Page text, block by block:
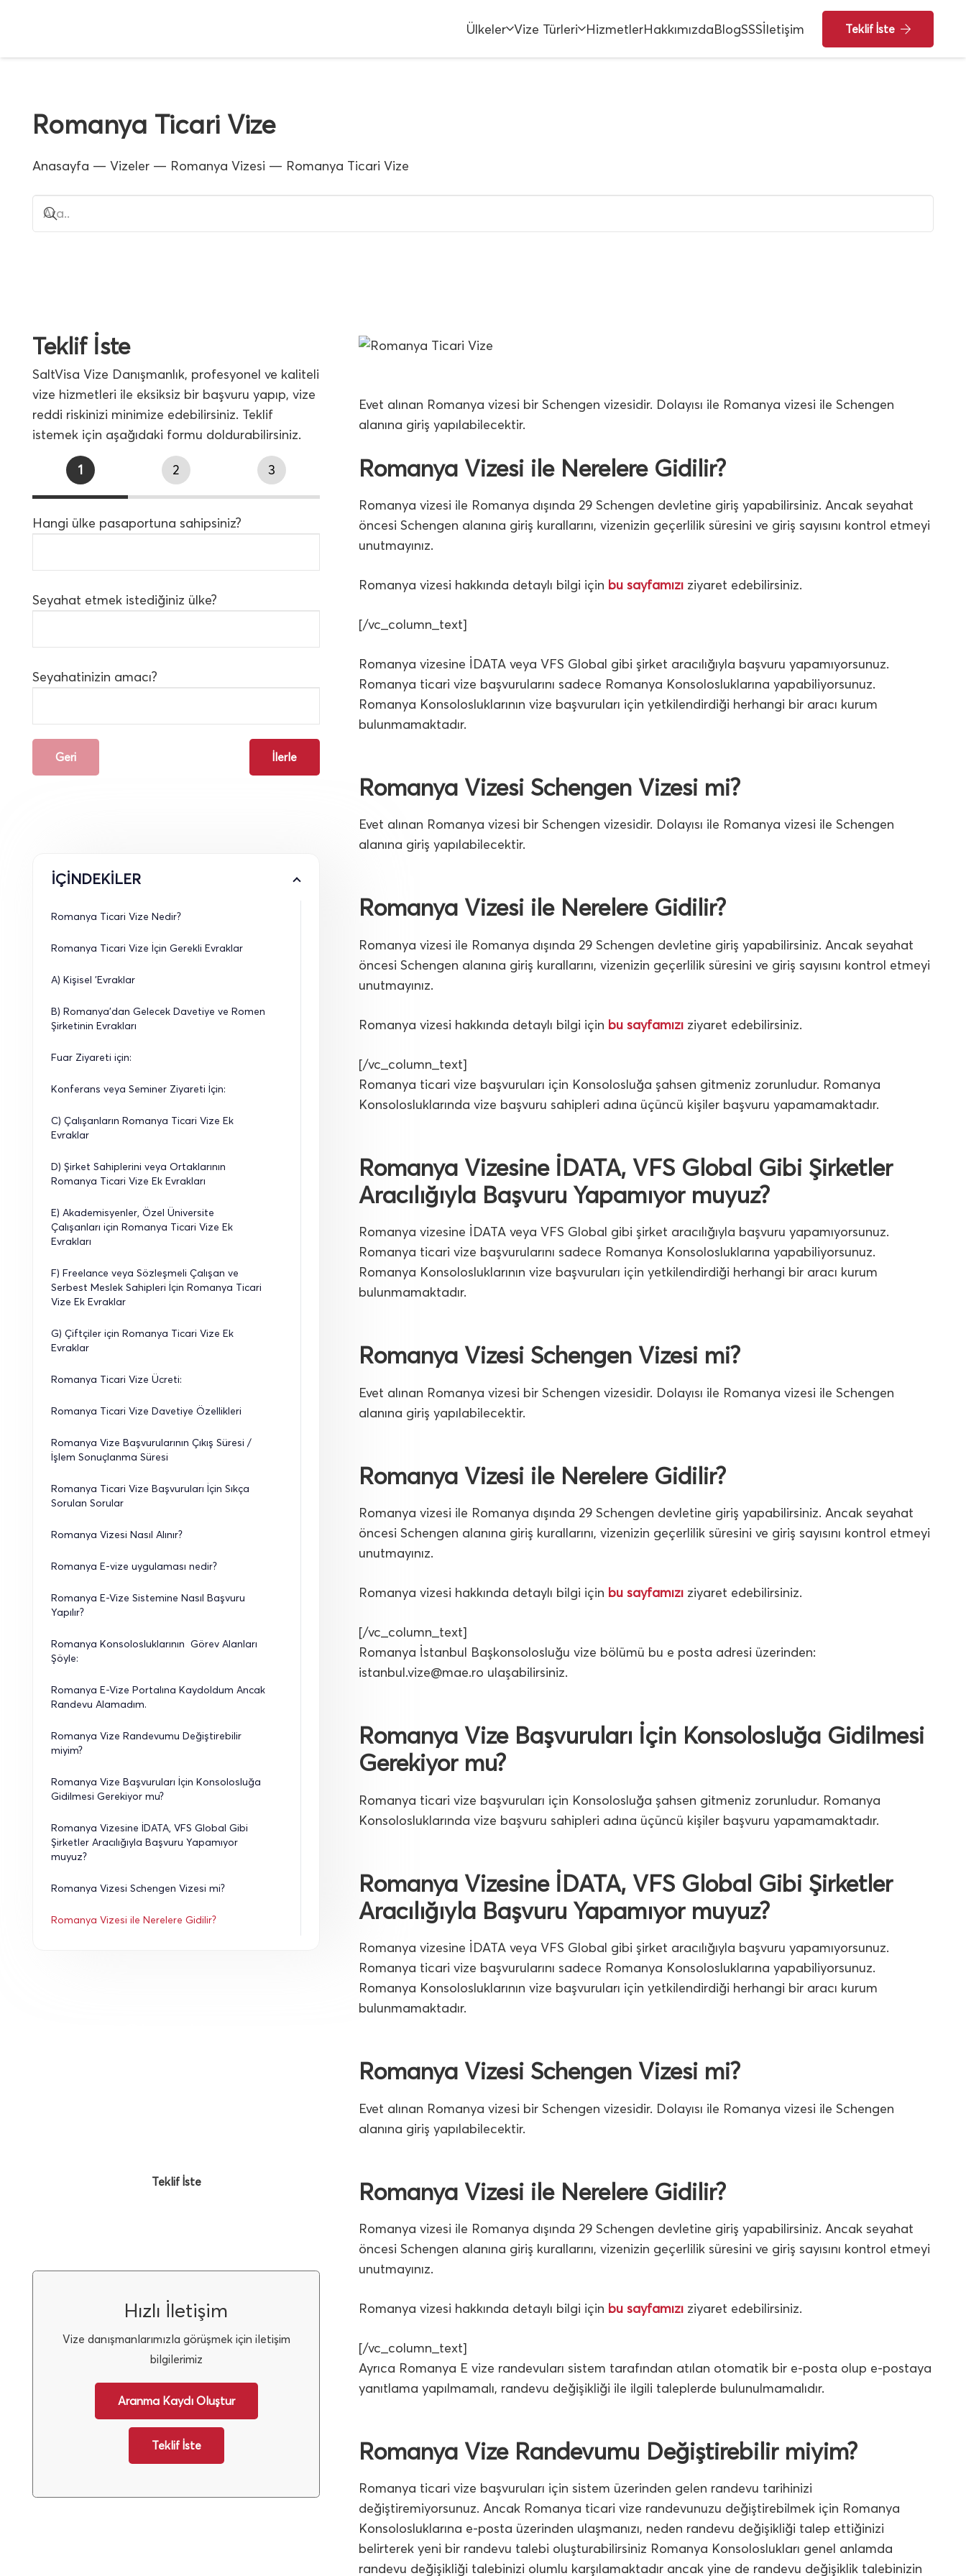
Ülkeler Vize Türleri HizmetlerHakkımızdaBlogSSSİletişim Teklif İste
Romanya Ticari Vize
Anasayfa — Vizeler — Romanya Vizesi — Romanya Ticari Vize
Teklif İste
SaltVisa Vize Danışmanlık, profesyonel ve kaliteli
vize hizmetleri ile eksiksiz bir başvuru yapıp, vize
reddi riskinizi minimize edebilirsiniz. Teklif
istemek için aşağıdaki formu doldurabilirsiniz.
1 2 3
Hangi ülke pasaportuna sahipsiniz?
Seyahat etmek istediğiniz ülke?
Seyahatinizin amacı?
Geri İlerle
İÇİNDEKİLER
Romanya Ticari Vize Nedir?
Romanya Ticari Vize İçin Gerekli Evraklar
A) Kişisel 'Evraklar
B) Romanya’dan Gelecek Davetiye ve Romen
Şirketinin Evrakları
Fuar Ziyareti için:
Konferans veya Seminer Ziyareti İçin:
C) Çalışanların Romanya Ticari Vize Ek
Evraklar
D) Şirket Sahiplerini veya Ortaklarının
Romanya Ticari Vize Ek Evrakları
E) Akademisyenler, Özel Üniversite
Çalışanları için Romanya Ticari Vize Ek
Evrakları
F) Freelance veya Sözleşmeli Çalışan ve
Serbest Meslek Sahipleri İçin Romanya Ticari
Vize Ek Evraklar
G) Çiftçiler için Romanya Ticari Vize Ek
Evraklar
Romanya Ticari Vize Ücreti:
Romanya Ticari Vize Davetiye Özellikleri
Romanya Vize Başvurularının Çıkış Süresi /
İşlem Sonuçlanma Süresi
Romanya Ticari Vize Başvuruları İçin Sıkça
Sorulan Sorular
Romanya Vizesi Nasıl Alınır?
Romanya E-vize uygulaması nedir?
Romanya E-Vize Sistemine Nasıl Başvuru
Yapılır?
Romanya Konsolosluklarının  Görev Alanları
Şöyle:
Romanya E-Vize Portalına Kaydoldum Ancak
Randevu Alamadım.
Romanya Vize Randevumu Değiştirebilir
miyim?
Romanya Vize Başvuruları İçin Konsolosluğa
Gidilmesi Gerekiyor mu?
Romanya Vizesine İDATA, VFS Global Gibi
Şirketler Aracılığıyla Başvuru Yapamıyor
muyuz?
Romanya Vizesi Schengen Vizesi mi?
Romanya Vizesi ile Nerelere Gidilir?
Teklif İste
Hızlı İletişim
Vize danışmanlarımızla görüşmek için iletişim
bilgilerimiz
Aranma Kaydı Oluştur
Teklif İste
Evet alınan Romanya vizesi bir Schengen vizesidir. Dolayısı ile Romanya vizesi ile Schengen
alanına giriş yapılabilecektir.
Romanya Vizesi ile Nerelere Gidilir?
Romanya vizesi ile Romanya dışında 29 Schengen devletine giriş yapabilirsiniz. Ancak seyahat
öncesi Schengen alanına giriş kurallarını, vizenizin geçerlilik süresini ve giriş sayısını kontrol etmeyi
unutmayınız.
Romanya vizesi hakkında detaylı bilgi için bu sayfamızı ziyaret edebilirsiniz.
[/vc_column_text]
Romanya vizesine İDATA veya VFS Global gibi şirket aracılığıyla başvuru yapamıyorsunuz.
Romanya ticari vize başvurularını sadece Romanya Konsolosluklarına yapabiliyorsunuz.
Romanya Konsolosluklarının vize başvuruları için yetkilendirdiği herhangi bir aracı kurum
bulunmamaktadır.
Romanya Vizesi Schengen Vizesi mi?
Evet alınan Romanya vizesi bir Schengen vizesidir. Dolayısı ile Romanya vizesi ile Schengen
alanına giriş yapılabilecektir.
Romanya Vizesi ile Nerelere Gidilir?
Romanya vizesi ile Romanya dışında 29 Schengen devletine giriş yapabilirsiniz. Ancak seyahat
öncesi Schengen alanına giriş kurallarını, vizenizin geçerlilik süresini ve giriş sayısını kontrol etmeyi
unutmayınız.
Romanya vizesi hakkında detaylı bilgi için bu sayfamızı ziyaret edebilirsiniz.
[/vc_column_text]
Romanya ticari vize başvuruları için Konsolosluğa şahsen gitmeniz zorunludur. Romanya
Konsolosluklarında vize başvuru sahipleri adına üçüncü kişiler başvuru yapamamaktadır.
Romanya Vizesine İDATA, VFS Global Gibi Şirketler
Aracılığıyla Başvuru Yapamıyor muyuz?
Romanya vizesine İDATA veya VFS Global gibi şirket aracılığıyla başvuru yapamıyorsunuz.
Romanya ticari vize başvurularını sadece Romanya Konsolosluklarına yapabiliyorsunuz.
Romanya Konsolosluklarının vize başvuruları için yetkilendirdiği herhangi bir aracı kurum
bulunmamaktadır.
Romanya Vizesi Schengen Vizesi mi?
Evet alınan Romanya vizesi bir Schengen vizesidir. Dolayısı ile Romanya vizesi ile Schengen
alanına giriş yapılabilecektir.
Romanya Vizesi ile Nerelere Gidilir?
Romanya vizesi ile Romanya dışında 29 Schengen devletine giriş yapabilirsiniz. Ancak seyahat
öncesi Schengen alanına giriş kurallarını, vizenizin geçerlilik süresini ve giriş sayısını kontrol etmeyi
unutmayınız.
Romanya vizesi hakkında detaylı bilgi için bu sayfamızı ziyaret edebilirsiniz.
[/vc_column_text]
Romanya İstanbul Başkonsolosluğu vize bölümü bu e posta adresi üzerinden:
istanbul.vize@mae.ro ulaşabilirsiniz.
Romanya Vize Başvuruları İçin Konsolosluğa Gidilmesi
Gerekiyor mu?
Romanya ticari vize başvuruları için Konsolosluğa şahsen gitmeniz zorunludur. Romanya
Konsolosluklarında vize başvuru sahipleri adına üçüncü kişiler başvuru yapamamaktadır.
Romanya Vizesine İDATA, VFS Global Gibi Şirketler
Aracılığıyla Başvuru Yapamıyor muyuz?
Romanya vizesine İDATA veya VFS Global gibi şirket aracılığıyla başvuru yapamıyorsunuz.
Romanya ticari vize başvurularını sadece Romanya Konsolosluklarına yapabiliyorsunuz.
Romanya Konsolosluklarının vize başvuruları için yetkilendirdiği herhangi bir aracı kurum
bulunmamaktadır.
Romanya Vizesi Schengen Vizesi mi?
Evet alınan Romanya vizesi bir Schengen vizesidir. Dolayısı ile Romanya vizesi ile Schengen
alanına giriş yapılabilecektir.
Romanya Vizesi ile Nerelere Gidilir?
Romanya vizesi ile Romanya dışında 29 Schengen devletine giriş yapabilirsiniz. Ancak seyahat
öncesi Schengen alanına giriş kurallarını, vizenizin geçerlilik süresini ve giriş sayısını kontrol etmeyi
unutmayınız.
Romanya vizesi hakkında detaylı bilgi için bu sayfamızı ziyaret edebilirsiniz.
[/vc_column_text]
Ayrıca Romanya E vize randevuları sistem tarafından atılan otomatik bir e-posta olup e-postaya
yanıtlama yapılmamalı, randevu değişikliği ile ilgili taleplerde bulunulmamalıdır.
Romanya Vize Randevumu Değiştirebilir miyim?
Romanya ticari vize başvuruları için sistem üzerinden gelen randevu tarihinizi
değiştiremiyorsunuz. Ancak Romanya ticari vize randevunuzu değiştirebilmek için Romanya
Konsolosluklarına e-posta üzerinden ulaşmanızı, neden randevu değişikliği talep ettiğinizi
belirterek yeni bir randevu talebi oluşturabilirsiniz Romanya Konsoloslukları genel anlamda
randevu değişikliği talebinizi olumlu karşılamaktadır ancak yine de randevu değişiklik talebinizin